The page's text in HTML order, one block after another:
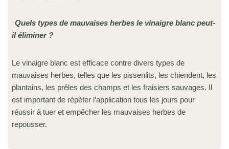
Quels types de mauvaises herbes le vinaigre blanc peut-
il éliminer ?
Le vinaigre blanc est efficace contre divers types de
mauvaises herbes, telles que les pissenlits, les chiendent, les
plantains, les prêles des champs et les fraisiers sauvages. Il
est important de répéter l’application tous les jours pour
réussir à tuer et empêcher les mauvaises herbes de
repousser.